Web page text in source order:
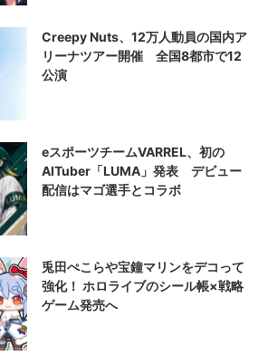
Creepy Nuts、12万人動員の国内ア
リーナツアー開催 全国8都市で12
公演
eスポーツチームVARREL、初の
AITuber「LUMA」発表 デビュー
配信はマゴ選手とコラボ
兎田ぺこらや宝鐘マリンをデコって
強化！ ホロライブのシール帳×戦略
ゲーム発売へ